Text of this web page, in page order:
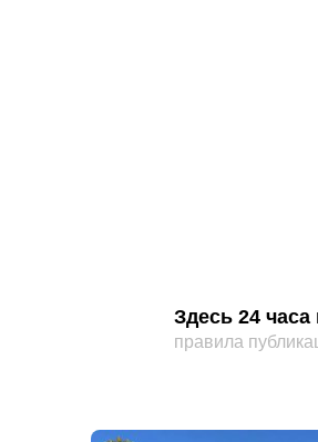
Здесь 24
правила